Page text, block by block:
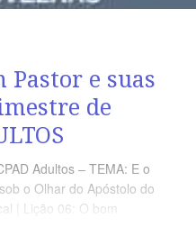
Pastor e suas
de
Adultos – TEMA: E o
o Olhar do Apóstolo do
| Lição 06: O bom